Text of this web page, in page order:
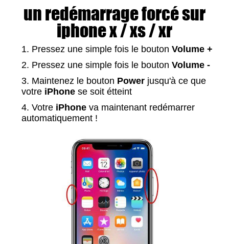
un redémarrage forcé sur
iphone x / xs / xr
Pressez une simple fois le boutonVolume +
Pressez une simple fois le boutonVolume -
Maintenez le bouton Power jusqu'à ce que
votre iPhonese soit étteint
Votre iPhone va maintenant redémarrer
automatiquement !